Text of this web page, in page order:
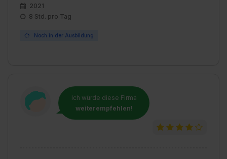
2021
8 Std. pro Tag
Noch in der Ausbildung
Ich würde diese Firma
weiterempfehlen!